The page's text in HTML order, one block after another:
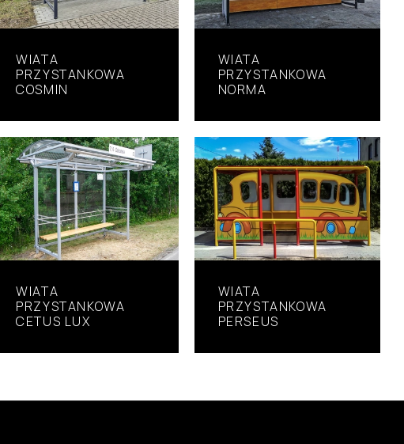
WIATA
PRZYSTANKOWA
COSMIN
WIATA
PRZYSTANKOWA
NORMA
WIATA
PRZYSTANKOWA
CETUS LUX
WIATA
PRZYSTANKOWA
PERSEUS